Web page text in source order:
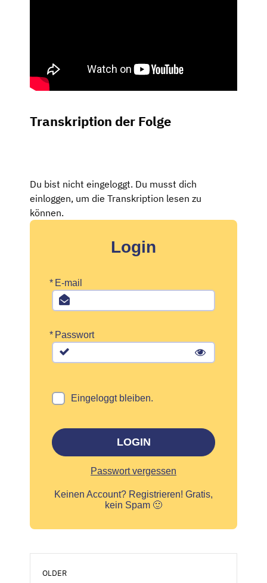
Transkription der Folge
Du bist nicht eingeloggt. Du musst dich
einloggen, um die Transkription lesen zu
können.
Login
* E-mail
* Passwort
Eingeloggt bleiben.
LOGIN
Passwort vergessen
Keinen Account? Registrieren! Gratis,
kein Spam 🙂
OLDER